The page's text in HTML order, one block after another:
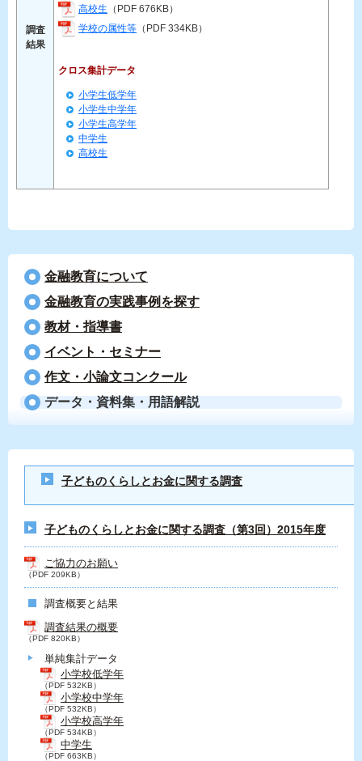
調査
結果
高校生 （PDF 676KB）
学校の属性等 （PDF 334KB）
クロス集計データ
小学生低学年
小学生中学年
小学生高学年
中学生
高校生
金融教育について
⾦融教育の実践事例を探す
教材・指導書
イベント・セミナー
作文・小論文コンクール
データ・資料集・用語解説
子どものくらしとお金に関する調査
子どものくらしとお金に関する調査（第3回）2015年度
ご協力のお願い
（PDF 209KB）
調査概要と結果
調査結果の概要
（PDF 820KB）
単純集計データ
小学校低学年
（PDF 532KB）
小学校中学年
（PDF 532KB）
小学校高学年
（PDF 534KB）
中学生
（PDF 663KB）